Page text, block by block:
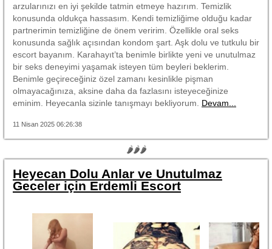
arzularınızı en iyi şekilde tatmin etmeye hazırım. Temizlik
konusunda oldukça hassasım. Kendi temizliğime olduğu kadar
partnerimin temizliğine de önem veririm. Özellikle oral seks
konusunda sağlık açısından kondom şart. Aşk dolu ve tutkulu bir
escort bayanım. Karahayıt’ta benimle birlikte yeni ve unutulmaz
bir seks deneyimi yaşamak isteyen tüm beyleri beklerim.
Benimle geçireceğiniz özel zamanı kesinlikle pişman
olmayacağınıza, aksine daha da fazlasını isteyeceğinize
eminim. Heyecanla sizinle tanışmayı bekliyorum. Devam...
11 Nisan 2025 06:26:38
🌶🌶🌶
Heyecan Dolu Anlar ve Unutulmaz
Geceler için Erdemli Escort